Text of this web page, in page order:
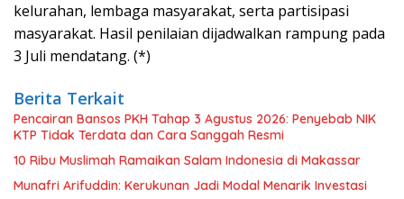
kelurahan, lembaga masyarakat, serta partisipasi
masyarakat. Hasil penilaian dijadwalkan rampung pada
3 Juli mendatang. (*)
Berita Terkait
Pencairan Bansos PKH Tahap 3 Agustus 2026: Penyebab NIK
KTP Tidak Terdata dan Cara Sanggah Resmi
10 Ribu Muslimah Ramaikan Salam Indonesia di Makassar
Munafri Arifuddin: Kerukunan Jadi Modal Menarik Investasi